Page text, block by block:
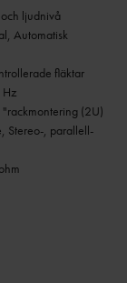
ljudnivå
Automatisk
fläktar
"rackmontering (2U)
Stereo-, parallell-